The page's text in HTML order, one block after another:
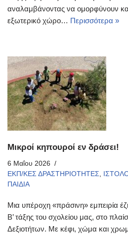
αναλαμβάνοντας να ομορφύνουν
εξωτερικό χώρο… Περισσότερα »
Μικροί κηπουροί εν δράσει!
6 Μαΐου 2026
ΕΚΠ/ΚΕΣ ΔΡΑΣΤΗΡΙΟΤΗΤΕΣ,
ΠΑΙΔΙΑ
Μια υπέροχη «πράσινη» εμπειρία
Β’ τάξης του σχολείου μας, στο
Δεξιοτήτων. Με κέφι, χώμα και